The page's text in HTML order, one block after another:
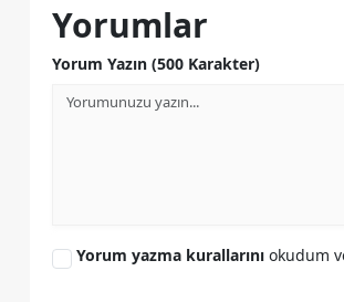
Yorumlar
Yorum Yazın (500 Karakter)
Yorum yazma kurallarını okudum